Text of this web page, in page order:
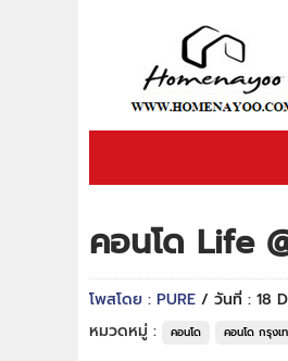
คอนโด Life
โพสโดย : PURE / วันที่ : 18
หมวดหมู่ :
คอนโด คอนโด กรุงเ